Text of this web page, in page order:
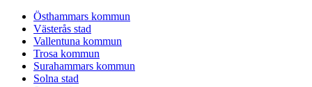
Östhammars kommun
Västerås stad
Vallentuna kommun
Trosa kommun
Surahammars kommun
Solna stad